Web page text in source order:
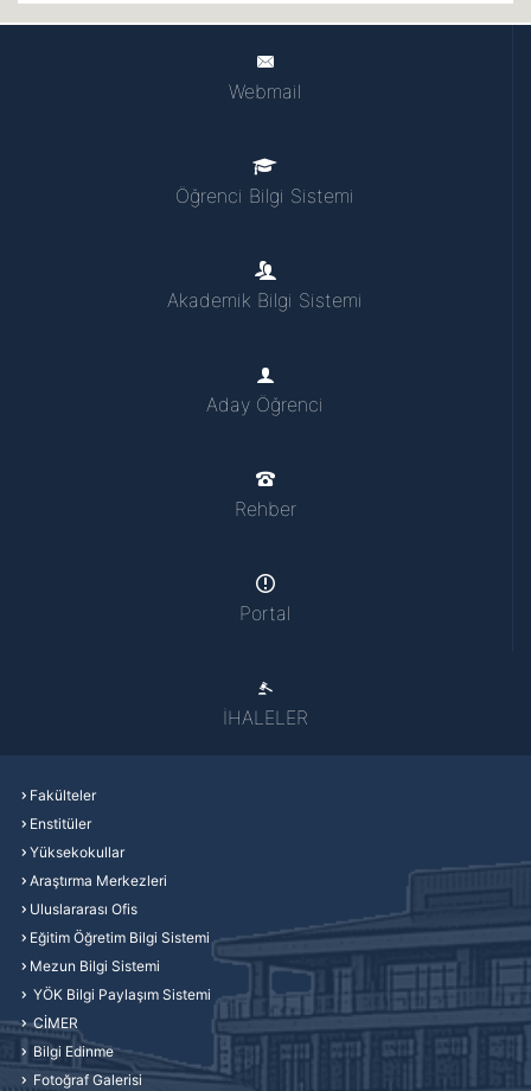
Webmail
Öğrenci Bilgi Sistemi
Akademik Bilgi Sistemi
Aday Öğrenci
Rehber
Portal
İHALELER
Fakülteler
Enstitüler
Yüksekokullar
Araştırma Merkezleri
Uluslararası Ofis
Eğitim Öğretim Bilgi Sistemi
Mezun Bilgi Sistemi
YÖK Bilgi Paylaşım Sistemi
CİMER
Bilgi Edinme
Fotoğraf Galerisi